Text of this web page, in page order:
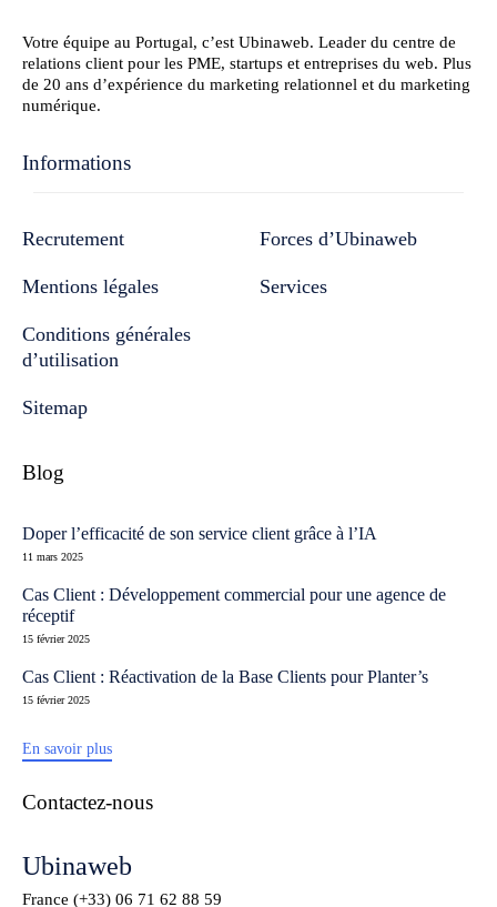
Votre équipe au Portugal, c’est Ubinaweb. Leader du centre de
relations client pour les PME, startups et entreprises du web. Plus
de 20 ans d’expérience du marketing relationnel et du marketing
numérique.
Informations
Recrutement
Mentions légales
Conditions générales
d’utilisation
Sitemap
Forces d’Ubinaweb
Services
Blog
Doper l’efficacité de son service client grâce à l’IA
11 mars 2025
Cas Client : Développement commercial pour une agence de
réceptif
15 février 2025
Cas Client : Réactivation de la Base Clients pour Planter’s
15 février 2025
En savoir plus
Contactez-nous
Ubinaweb
France (+33) 06 71 62 88 59